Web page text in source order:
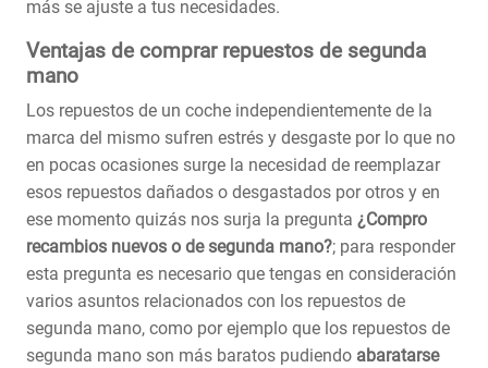
más se ajuste a tus necesidades.
Ventajas de comprar repuestos de segunda
mano
Los repuestos de un coche independientemente de la
marca del mismo sufren estrés y desgaste por lo que no
en pocas ocasiones surge la necesidad de reemplazar
esos repuestos dañados o desgastados por otros y en
ese momento quizás nos surja la pregunta ¿Compro
recambios nuevos o de segunda mano?; para responder
esta pregunta es necesario que tengas en consideración
varios asuntos relacionados con los repuestos de
segunda mano, como por ejemplo que los repuestos de
segunda mano son más baratos pudiendo abaratarse